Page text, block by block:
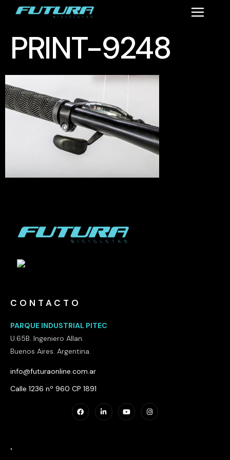
PRINT-9248
CONTACTO
PARQUE INDUSTRIAL PITEC
U.65B. Ingeniero Allan.
Buenos Aires. Argentina.
info@futuraonline.com.ar
Calle 1236 nº 960 CP 1891
.